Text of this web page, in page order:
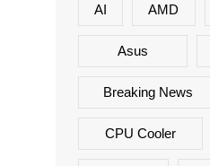
AI AMD
Asus
Breaking News
CPU Cooler